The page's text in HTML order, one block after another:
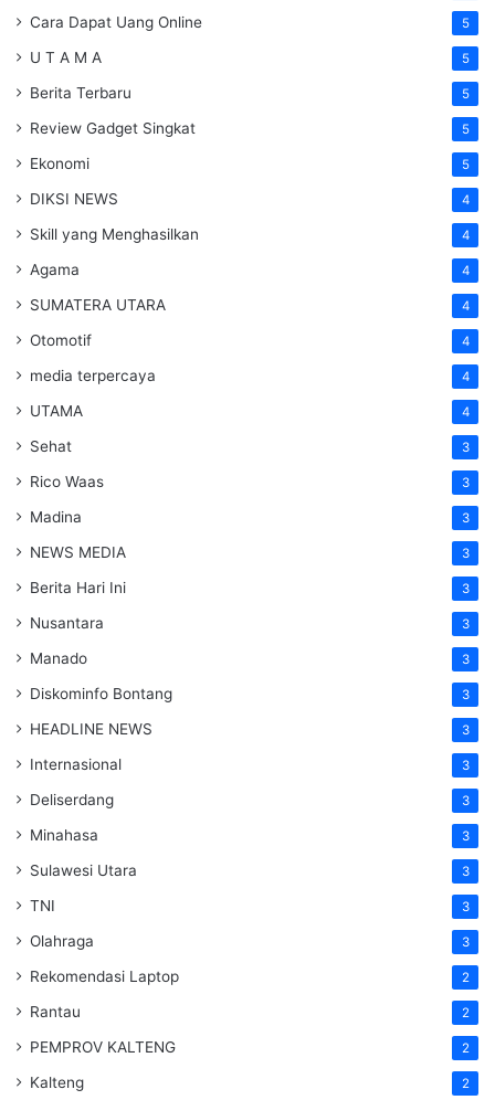
Cara Dapat Uang Online 5
U T A M A 5
Berita Terbaru 5
Review Gadget Singkat 5
Ekonomi 5
DIKSI NEWS 4
Skill yang Menghasilkan 4
Agama 4
SUMATERA UTARA 4
Otomotif 4
media terpercaya 4
UTAMA 4
Sehat 3
Rico Waas 3
Madina 3
NEWS MEDIA 3
Berita Hari Ini 3
Nusantara 3
Manado 3
Diskominfo Bontang 3
HEADLINE NEWS 3
Internasional 3
Deliserdang 3
Minahasa 3
Sulawesi Utara 3
TNI 3
Olahraga 3
Rekomendasi Laptop 2
Rantau 2
PEMPROV KALTENG 2
Kalteng 2